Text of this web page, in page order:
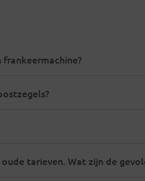
tarieven. Wat zijn de